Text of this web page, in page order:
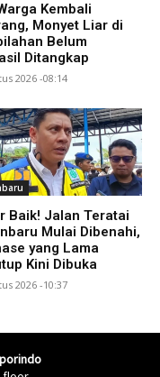
Kembali
Monyet Liar di
Belum
Ditangkap
2026 -08:14
Baik! Jalan Teratai
Mulai Dibenahi,
yang Lama
Kini Dibuka
2026 -10:37